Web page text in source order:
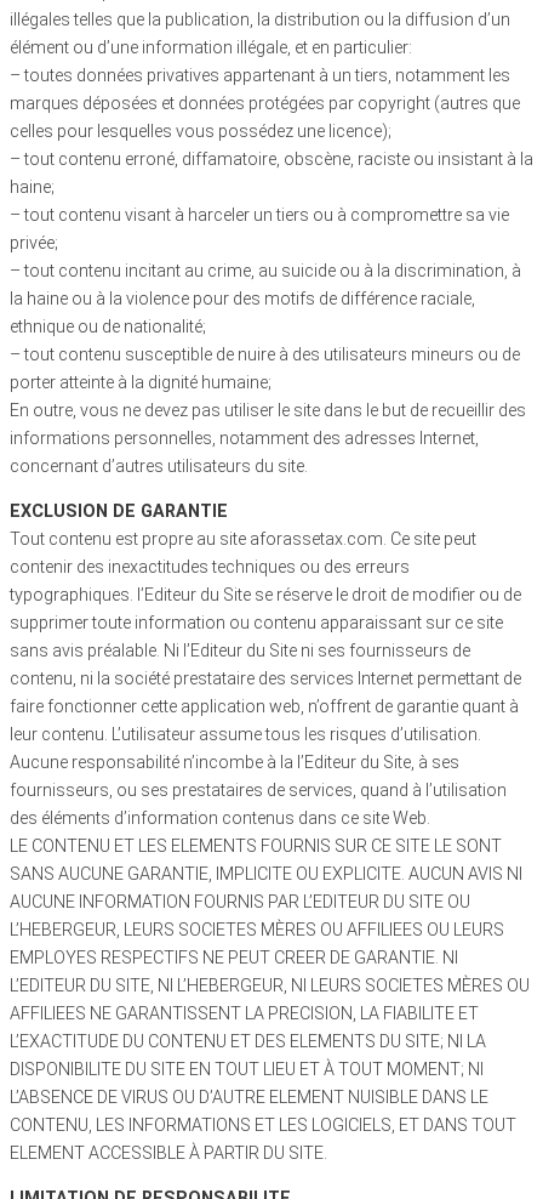
illégales telles que la publication, la distribution ou la diffusion d’un
élément ou d’une information illégale, et en particulier:
– toutes données privatives appartenant à un tiers, notamment les
marques déposées et données protégées par copyright (autres que
celles pour lesquelles vous possédez une licence);
– tout contenu erroné, diffamatoire, obscène, raciste ou insistant à la
haine;
– tout contenu visant à harceler un tiers ou à compromettre sa vie
privée;
– tout contenu incitant au crime, au suicide ou à la discrimination, à
la haine ou à la violence pour des motifs de différence raciale,
ethnique ou de nationalité;
– tout contenu susceptible de nuire à des utilisateurs mineurs ou de
porter atteinte à la dignité humaine;
En outre, vous ne devez pas utiliser le site dans le but de recueillir des
informations personnelles, notamment des adresses Internet,
concernant d’autres utilisateurs du site.
EXCLUSION DE GARANTIE
Tout contenu est propre au site aforassetax.com. Ce site peut
contenir des inexactitudes techniques ou des erreurs
typographiques. l’Editeur du Site se réserve le droit de modifier ou de
supprimer toute information ou contenu apparaissant sur ce site
sans avis préalable. Ni l’Editeur du Site ni ses fournisseurs de
contenu, ni la société prestataire des services Internet permettant de
faire fonctionner cette application web, n’offrent de garantie quant à
leur contenu. L’utilisateur assume tous les risques d’utilisation.
Aucune responsabilité n’incombe à la l’Editeur du Site, à ses
fournisseurs, ou ses prestataires de services, quand à l’utilisation
des éléments d’information contenus dans ce site Web.
LE CONTENU ET LES ELEMENTS FOURNIS SUR CE SITE LE SONT
SANS AUCUNE GARANTIE, IMPLICITE OU EXPLICITE. AUCUN AVIS NI
AUCUNE INFORMATION FOURNIS PAR L’EDITEUR DU SITE OU
L’HEBERGEUR, LEURS SOCIETES MÈRES OU AFFILIEES OU LEURS
EMPLOYES RESPECTIFS NE PEUT CREER DE GARANTIE. NI
L’EDITEUR DU SITE, NI L’HEBERGEUR, NI LEURS SOCIETES MÈRES OU
AFFILIEES NE GARANTISSENT LA PRECISION, LA FIABILITE ET
L’EXACTITUDE DU CONTENU ET DES ELEMENTS DU SITE; NI LA
DISPONIBILITE DU SITE EN TOUT LIEU ET À TOUT MOMENT; NI
L’ABSENCE DE VIRUS OU D’AUTRE ELEMENT NUISIBLE DANS LE
CONTENU, LES INFORMATIONS ET LES LOGICIELS, ET DANS TOUT
ELEMENT ACCESSIBLE À PARTIR DU SITE.